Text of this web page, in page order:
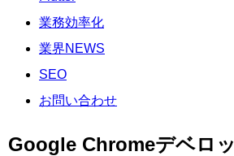
業務効率化
業界NEWS
SEO
お問い合わせ
Google Chromeデベロッ